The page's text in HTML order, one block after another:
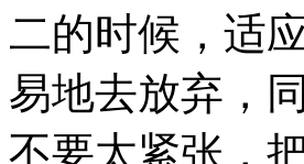
二的时候，适
易地去放弃，
不要太紧张，